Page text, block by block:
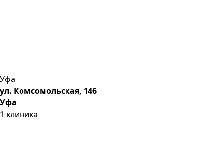
Уфа
ул. Комсомольская, 146
Уфа
1 клиника